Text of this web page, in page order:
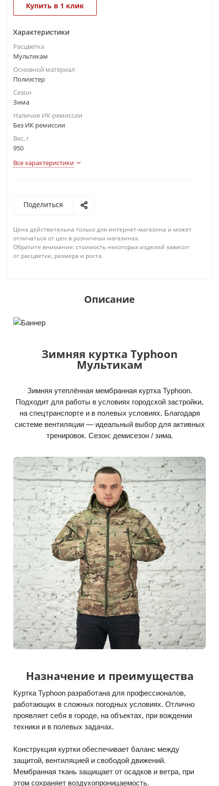
Купить в 1 клик
Характеристики
Расцветка
Мультикам
Основной материал
Полиэстер
Сезон
Зима
Наличие ИК-ремиссии
Без ИК ремиссии
Вес, г
950
Все характеристики
Поделиться
Цена действительна только для интернет-магазина и может
отличаться от цен в розничных магазинах.
Обратите внимание: стоимость некоторых изделий зависит
от расцветки, размера и роста.
Описание
Зимняя куртка Typhoon
Мультикам
Зимняя утеплённая мембранная куртка Typhoon.
Подходит для работы в условиях городской застройки,
на спецтранспорте и в полевых условиях. Благодаря
системе вентиляции — идеальный выбор для активных
тренировок. Сезон: демисезон / зима.
Назначение и преимущества
Куртка Typhoon разработана для профессионалов,
работающих в сложных погодных условиях. Отлично
проявляет себя в городе, на объектах, при вождении
техники и в полевых задачах.
Конструкция куртки обеспечивает баланс между
защитой, вентиляцией и свободой движений.
Мембранная ткань защищает от осадков и ветра, при
этом сохраняет воздухопроницаемость.